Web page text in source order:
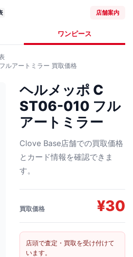
店舗案内
ワンピース
ルアートミラー 買取価格
ヘルメッポ C
ST06-010 フル
アートミラー
Clove Base店舗での買取価格
とカード情報を確認できま
す。
買取価格 ¥30
店頭で査定・買取を受け付けて
います。